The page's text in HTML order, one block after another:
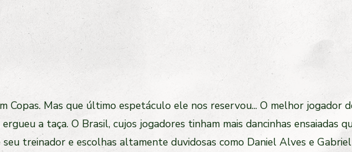
Copas. Mas que último espetáculo ele nos reservou... O melhor jogador
a taça. O Brasil, cujos jogadores tinham mais dancinhas ensaiadas
treinador e escolhas altamente duvidosas como Daniel Alves e